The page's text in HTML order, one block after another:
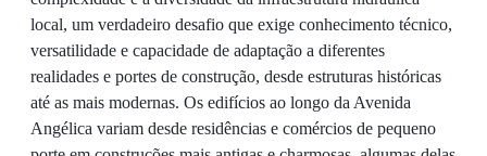
local, um verdadeiro desafio que exige conhecimento técnico,
versatilidade e capacidade de adaptação a diferentes
realidades e portes de construção, desde estruturas históricas
até as mais modernas. Os edifícios ao longo da Avenida
Angélica variam desde residências e comércios de pequeno